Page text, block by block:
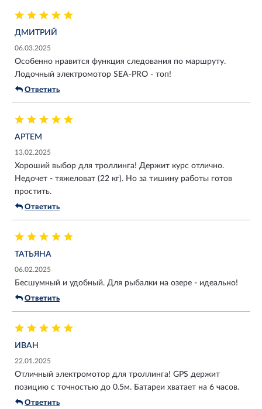
ДМИТРИЙ
06.03.2025
Особенно нравится функция следования по маршруту.
Лодочный электромотор SEA-PRO - топ!
Ответить
АРТЕМ
13.02.2025
Хороший выбор для троллинга! Держит курс отлично.
Недочет - тяжеловат (22 кг). Но за тишину работы готов
простить.
Ответить
ТАТЬЯНА
06.02.2025
Бесшумный и удобный. Для рыбалки на озере - идеально!
Ответить
ИВАН
22.01.2025
Отличный электромотор для троллинга! GPS держит
позицию с точностью до 0.5м. Батареи хватает на 6 часов.
Ответить